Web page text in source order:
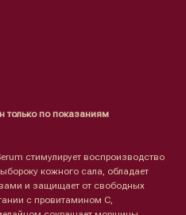
только по показаниям
стимулирует воспроизводство
кожного сала, обладает
и защищает от свободных
с провитамином С,